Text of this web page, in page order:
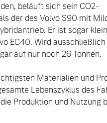
beläuft sich sein CO2-
der des Volvo S90 mit
Er ist sogar
EC40. Wird
auf nur noch 26 Tonnen.
Materialien und
Lebenszyklus des
Produktion und Nutzung